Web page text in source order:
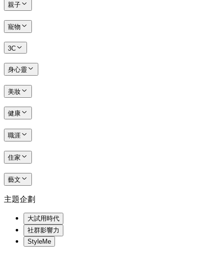
親子
寵物
3C
身心靈
美妝
健康
職涯
住家
藝文
主題企劃
大試用時代
社群影響力
StyleMe